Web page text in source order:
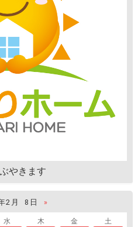
やきます
2月 8日
»
水 木 金
土